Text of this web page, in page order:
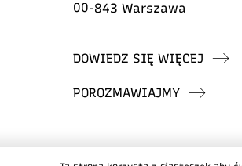
00-843 Warszawa
DOWIEDZ SIĘ WIĘCEJ
POROZMAWIAJMY
© 2026 Fundacja